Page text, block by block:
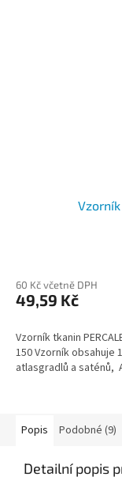
Vzorník
60 Kč včetně DPH
49,59 Kč
Vzorník tkanin
150 Vzorník obsahuje
atlasgradlů a saténů,
Popis Podobné (9)
Detailní popis